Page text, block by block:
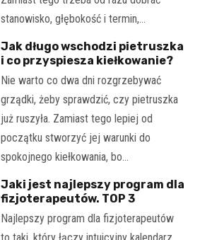
stanowisko, głębokość i termin,…
Jak długo wschodzi pietruszka
i co przyspiesza kiełkowanie?
Nie warto co dwa dni rozgrzebywać
grządki, żeby sprawdzić, czy pietruszka
już ruszyła. Zamiast tego lepiej od
początku stworzyć jej warunki do
spokojnego kiełkowania, bo…
Jaki jest najlepszy program dla
fizjoterapeutów. TOP 3
Najlepszy program dla fizjoterapeutów